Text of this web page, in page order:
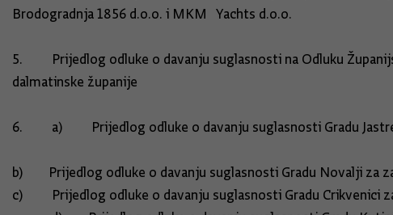
Brodogradnja 1856 d.o.o. i MKM Yachts
5. Prijedlog odluke o davanju suglasnosti na Odluku
dalmatinske županije
6. a) Prijedlog odluke o davanju suglasnosti Gradu
b) Prijedlog odluke o davanju suglasnosti Gradu
c) Prijedlog odluke o davanju suglasnosti Gradu Crikvenici